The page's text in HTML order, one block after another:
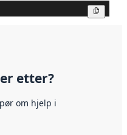
etter?
om hjelp i